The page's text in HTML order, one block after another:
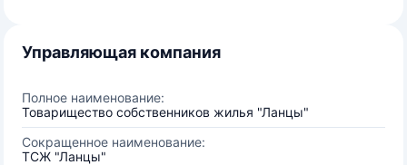
Управляющая компания
Полное наименование:
Товарищество собственников жилья "Ланцы"
Сокращенное наименование:
ТСЖ "Ланцы"